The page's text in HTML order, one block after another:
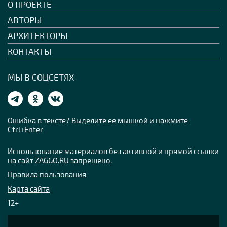
О ПРОЕКТЕ
АВТОРЫ
АРХИТЕКТОРЫ
КОНТАКТЫ
МЫ В СОЦСЕТЯХ
Ошибка в тексте? Выделите ее мышкой и нажмите
Ctrl+Enter
Использование материалов без активной и прямой ссылки
на сайт ZAGGO.RU запрещено.
Правила пользования
Карта сайта
12+